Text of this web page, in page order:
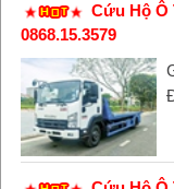
Cứu Hộ Ô
0868.15.3579